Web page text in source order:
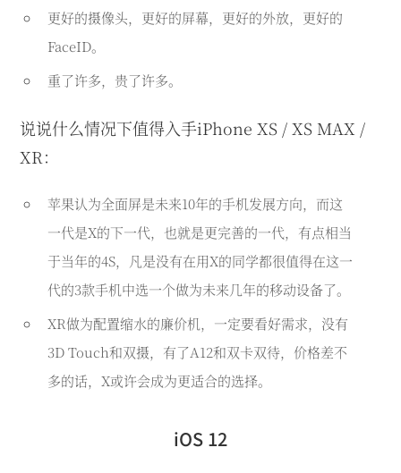
更好的摄像头，更好的屏幕，更好的外放，更好的
FaceID。
重了许多，贵了许多。
说说什么情况下值得入手iPhone XS / XS MAX /
XR：
苹果认为全面屏是未来10年的手机发展方向，而这
一代是X的下一代，也就是更完善的一代，有点相当
于当年的4S，凡是没有在用X的同学都很值得在这一
代的3款手机中选一个做为未来几年的移动设备了。
XR做为配置缩水的廉价机，一定要看好需求，没有
3D Touch和双摄，有了A12和双卡双待，价格差不
多的话，X或许会成为更适合的选择。
iOS 12